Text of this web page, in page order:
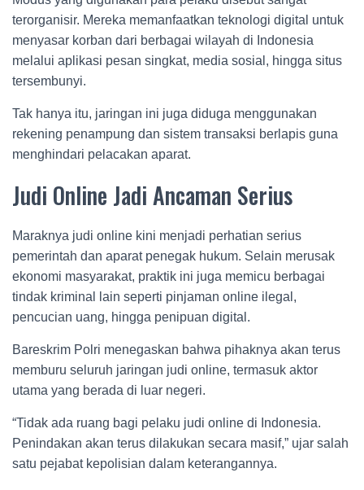
terorganisir. Mereka memanfaatkan teknologi digital untuk
menyasar korban dari berbagai wilayah di Indonesia
melalui aplikasi pesan singkat, media sosial, hingga situs
tersembunyi.
Tak hanya itu, jaringan ini juga diduga menggunakan
rekening penampung dan sistem transaksi berlapis guna
menghindari pelacakan aparat.
Judi Online Jadi Ancaman Serius
Maraknya judi online kini menjadi perhatian serius
pemerintah dan aparat penegak hukum. Selain merusak
ekonomi masyarakat, praktik ini juga memicu berbagai
tindak kriminal lain seperti pinjaman online ilegal,
pencucian uang, hingga penipuan digital.
Bareskrim Polri menegaskan bahwa pihaknya akan terus
memburu seluruh jaringan judi online, termasuk aktor
utama yang berada di luar negeri.
“Tidak ada ruang bagi pelaku judi online di Indonesia.
Penindakan akan terus dilakukan secara masif,” ujar salah
satu pejabat kepolisian dalam keterangannya.